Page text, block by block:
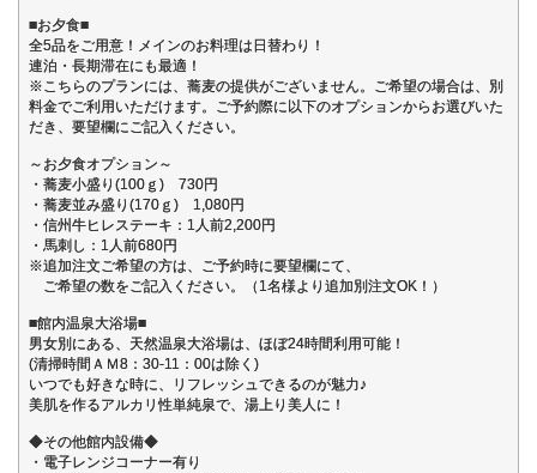
■お夕食■
全5品をご用意！メインのお料理は日替わり！
連泊・長期滞在にも最適！
※こちらのプランには、蕎麦の提供がございません。ご希望の場合は、別
料金でご利用いただけます。ご予約際に以下のオプションからお選びいた
だき、要望欄にご記入ください。
～お夕食オプション～
・蕎麦小盛り(100ｇ) 730円
・蕎麦並み盛り(170ｇ) 1,080円
・信州牛ヒレステーキ：1人前2,200円
・馬刺し：1人前680円
※追加注文ご希望の方は、ご予約時に要望欄にて、
ご希望の数をご記入ください。（1名様より追加別注文OK！）
■館内温泉大浴場■
男女別にある、天然温泉大浴場は、ほぼ24時間利用可能！
(清掃時間ＡＭ8：30-11：00は除く)
いつでも好きな時に、リフレッシュできるのが魅力♪
美肌を作るアルカリ性単純泉で、湯上り美人に！
◆その他館内設備◆
・電子レンジコーナー有り